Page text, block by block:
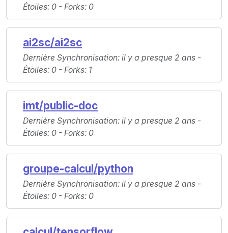
Étoiles: 0 - Forks: 0
ai2sc/ai2sc
Dernière Synchronisation: il y a presque 2 ans -
Étoiles: 0 - Forks: 1
imt/public-doc
Dernière Synchronisation: il y a presque 2 ans -
Étoiles: 0 - Forks: 0
groupe-calcul/python
Dernière Synchronisation: il y a presque 2 ans -
Étoiles: 0 - Forks: 0